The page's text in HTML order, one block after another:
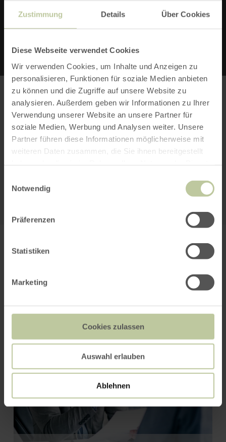
Zustimmung Details Über Cookies
Diese Webseite verwendet Cookies
Wir verwenden Cookies, um Inhalte und Anzeigen zu
personalisieren, Funktionen für soziale Medien anbieten
zu können und die Zugriffe auf unsere Website zu
analysieren. Außerdem geben wir Informationen zu Ihrer
Verwendung unserer Website an unsere Partner für
soziale Medien, Werbung und Analysen weiter. Unsere
Partner führen diese Informationen möglicherweise mit
weiteren Daten zusammen, die Sie ihnen bereitgestellt
Notwendig
Präferenzen
Statistiken
Marketing
Cookies zulassen
Auswahl erlauben
Ablehnen
E-MAIL VERFASSEN
Bitte akzeptieren Sie den Einsatz aller
Cookies, um den Inhalt dieser Seite
sehen zu können.
Weitere Infos zu Eifeler